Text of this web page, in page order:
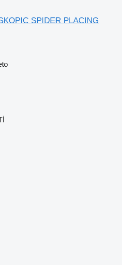
SPIDER PLACING